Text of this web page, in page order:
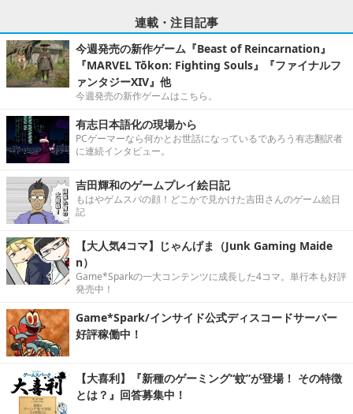
連載・注目記事
今週発売の新作ゲーム『Beast of Reincarnation』
『MARVEL Tōkon: Fighting Souls』『ファイナルフ
ァンタジーXIV』他
今週発売の新作ゲームはこちら。
有志日本語化の現場から
PCゲーマーなら何かとお世話になっているであろう有志翻訳者
に連続インタビュー。
吉田輝和のゲームプレイ絵日記
もはやゲムスパの顔！どこかで見かけた吉田さんのゲーム絵日
記
【大人気4コマ】じゃんげま（Junk Gaming Maide
n）
Game*Sparkの一大コンテンツに成長した4コマ。単行本も好評
発売中！
Game*Spark/インサイド公式ディスコードサーバー
好評稼働中！
【大喜利】『新種のゲーミング“蚊”が登場！ その特徴
とは？』回答募集中！